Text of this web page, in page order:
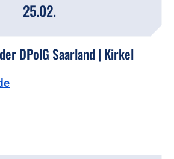
25.02.
DPolG Saarland | Kirkel